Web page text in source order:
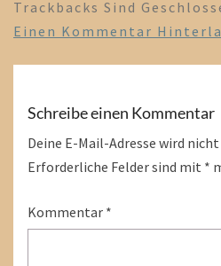
Trackbacks Sind
Einen Kommentar
Schreibe einen Kommentar
Deine E-Mail-Adresse wird
Erforderliche Felder sind mit *
Kommentar *